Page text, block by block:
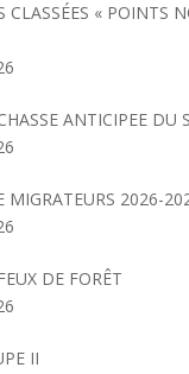
CLASSÉES « POINTS
ANTICIPEE DU
MIGRATEURS 2026-
DE FORÊT
II